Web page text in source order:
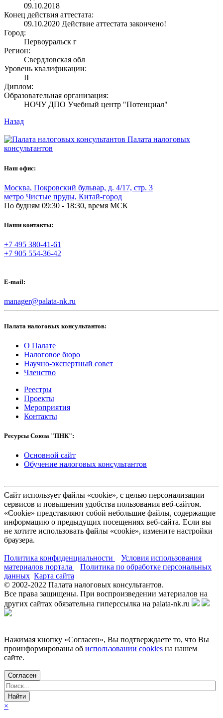
09.10.2018
Конец действия аттестата:
09.10.2020 Действие аттестата закончено!
Город:
Первоуральск г
Регион:
Свердловская обл
Уровень квалификации:
II
Диплом:
Образовательная организация:
НОЧУ ДПО Учебный центр "Потенциал"
Назад
Палата налоговых
консультантов
Наш офис:
Москва, Покровский бульвар, д. 4/17, стр. 3
метро Чистые пруды, Китай-город
По будням 09:30 - 18:30, время МСК
Наши контакты:
+7 495 380-41-61
+7 905 554-36-42
E-mail:
manager@palata-nk.ru
Палата налоговых консультантов:
О Палате
Налоговое бюро
Научно-экспертный совет
Членство
Реестры
Проекты
Мероприятия
Контакты
Ресурсы Союза "ПНК":
Основной сайт
Обучение налоговых консультантов
Сайт использует файлы «cookie», с целью персонализации
сервисов и повышения удобства пользования веб-сайтом.
«Cookie» представляют собой небольшие файлы, содержащие
информацию о предыдущих посещениях веб-сайта. Если вы
не хотите использовать файлы «cookie», измените настройки
браузера.
Политика конфиденциальности
Условия использования
материалов портала
Политика по обработке персональных
данных Карта сайта
© 2002-2022 Палата налоговых консультантов.
Все права защищены. При воспроизведении материалов на
других сайтах обязательна гиперссылка на palata-nk.ru
Нажимая кнопку «Согласен», Вы подтверждаете то, что Вы
проинформированы об использовании cookies на нашем
сайте.
Согласен
×